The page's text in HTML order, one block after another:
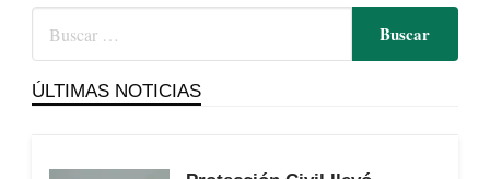
ÚLTIMAS NOTICIAS